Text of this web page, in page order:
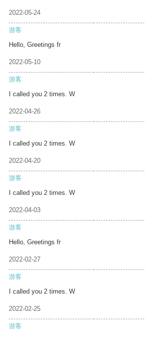
2022-05-24
游客
Hello, Greetings fr
2022-05-10
游客
I called you 2 times. W
2022-04-26
游客
I called you 2 times. W
2022-04-20
游客
I called you 2 times. W
2022-04-03
游客
Hello, Greetings fr
2022-02-27
游客
I called you 2 times. W
2022-02-25
游客